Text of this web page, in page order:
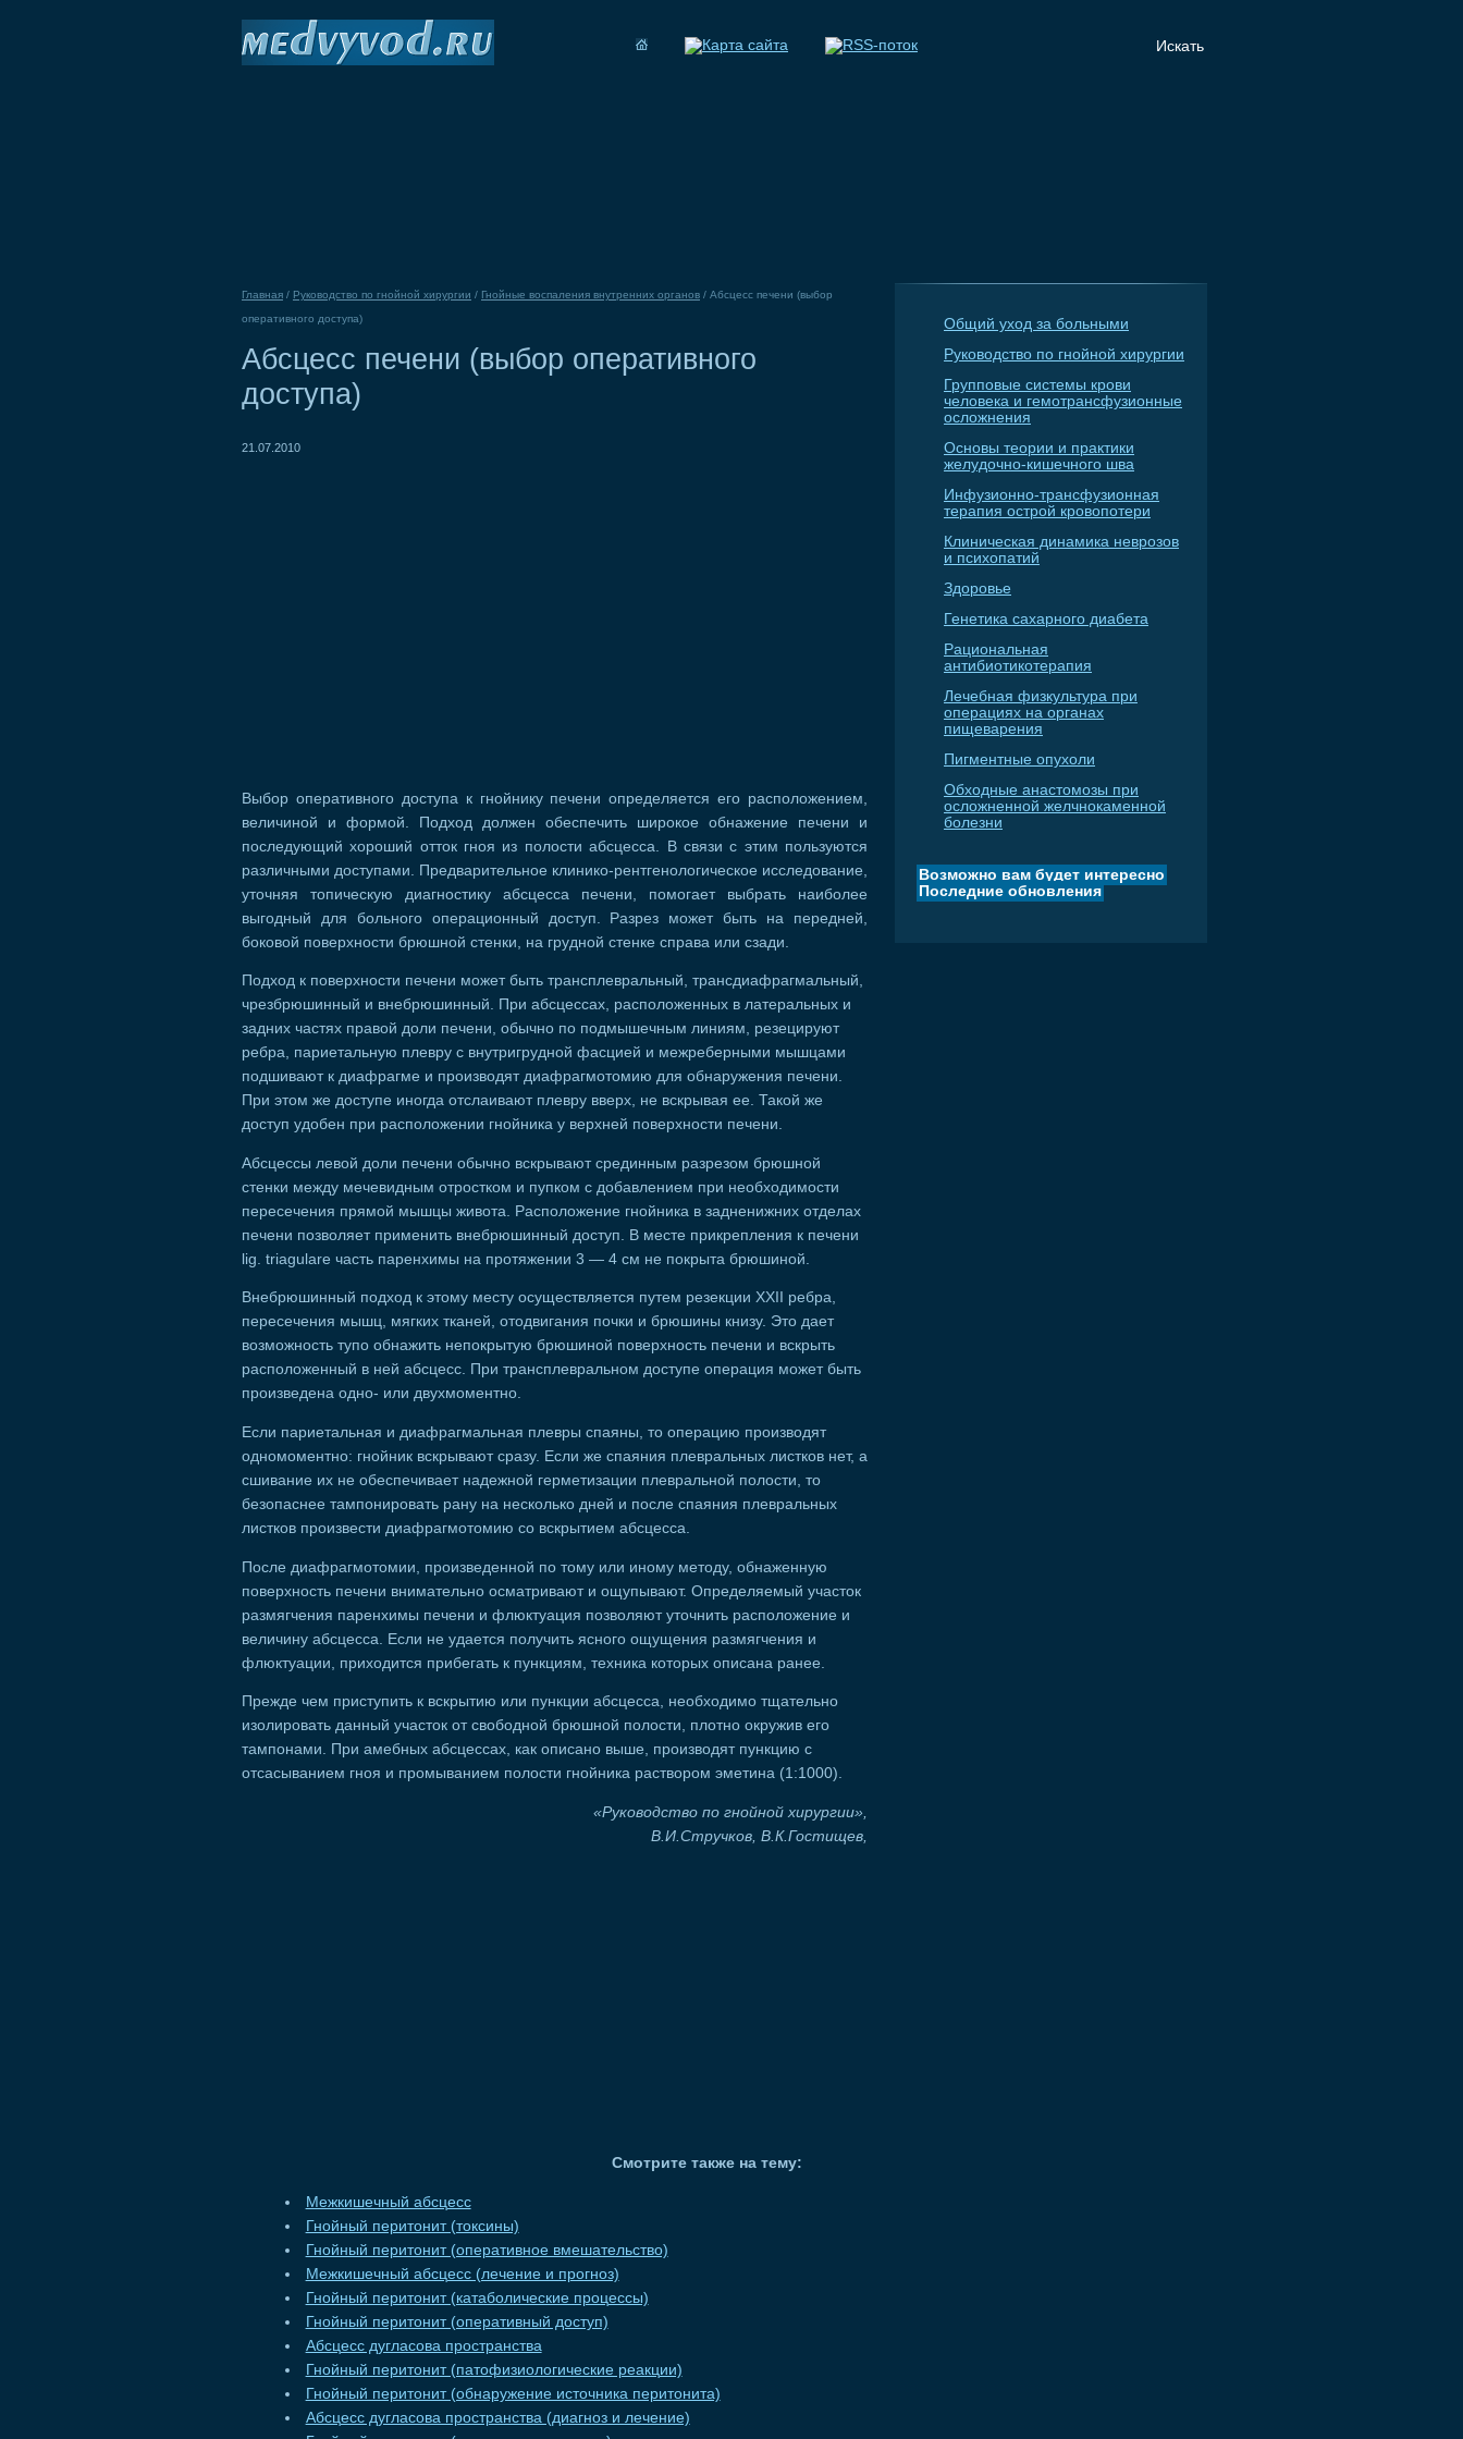
Главная / Руководство по гнойной хирургии / Гнойные воспаления внутренних органов / Абсцесс печени (выбор
оперативного доступа)
Абсцесс печени (выбор оперативного
доступа)
21.07.2010
Выбор оперативного доступа к гнойнику печени определяется его расположением,
величиной и формой. Подход должен обеспечить широкое обнажение печени и
последующий хороший отток гноя из полости абсцесса. В связи с этим пользуются
различными доступами. Предварительное клинико-рентгенологическое исследование,
уточняя топическую диагностику абсцесса печени, помогает выбрать наиболее
выгодный для больного операционный доступ. Разрез может быть на передней,
боковой поверхности брюшной стенки, на грудной стенке справа или сзади.
Подход к поверхности печени может быть трансплевральный, трансдиафрагмальный,
чрезбрюшинный и внебрюшинный. При абсцессах, расположенных в латеральных и
задних частях правой доли печени, обычно по подмышечным линиям, резецируют
ребра, париетальную плевру с внутригрудной фасцией и межреберными мышцами
подшивают к диафрагме и производят диафрагмотомию для обнаружения печени.
При этом же доступе иногда отслаивают плевру вверх, не вскрывая ее. Такой же
доступ удобен при расположении гнойника у верхней поверхности печени.
Абсцессы левой доли печени обычно вскрывают срединным разрезом брюшной
стенки между мечевидным отростком и пупком с добавлением при необходимости
пересечения прямой мышцы живота. Расположение гнойника в задненижних отделах
печени позволяет применить внебрюшинный доступ. В месте прикрепления к печени
lig. triagulare часть паренхимы на протяжении 3 — 4 см не покрыта брюшиной.
Внебрюшинный подход к этому месту осуществляется путем резекции XXII ребра,
пересечения мышц, мягких тканей, отодвигания почки и брюшины книзу. Это дает
возможность тупо обнажить непокрытую брюшиной поверхность печени и вскрыть
расположенный в ней абсцесс. При трансплевральном доступе операция может быть
произведена одно- или двухмоментно.
Если париетальная и диафрагмальная плевры спаяны, то операцию производят
одномоментно: гнойник вскрывают сразу. Если же спаяния плевральных листков нет, а
сшивание их не обеспечивает надежной герметизации плевральной полости, то
безопаснее тампонировать рану на несколько дней и после спаяния плевральных
листков произвести диафрагмотомию со вскрытием абсцесса.
После диафрагмотомии, произведенной по тому или иному методу, обнаженную
поверхность печени внимательно осматривают и ощупывают. Определяемый участок
размягчения паренхимы печени и флюктуация позволяют уточнить расположение и
величину абсцесса. Если не удается получить ясного ощущения размягчения и
флюктуации, приходится прибегать к пункциям, техника которых описана ранее.
Прежде чем приступить к вскрытию или пункции абсцесса, необходимо тщательно
изолировать данный участок от свободной брюшной полости, плотно окружив его
тампонами. При амебных абсцессах, как описано выше, производят пункцию с
отсасыванием гноя и промыванием полости гнойника раствором эметина (1:1000).
«Руководство по гнойной хирургии»,
В.И.Стручков, В.К.Гостищев,
Смотрите также на тему:
Межкишечный абсцесс
Гнойный перитонит (токсины)
Гнойный перитонит (оперативное вмешательство)
Межкишечный абсцесс (лечение и прогноз)
Гнойный перитонит (катаболические процессы)
Гнойный перитонит (оперативный доступ)
Абсцесс дугласова пространства
Гнойный перитонит (патофизиологические реакции)
Гнойный перитонит (обнаружение источника перитонита)
Абсцесс дугласова пространства (диагноз и лечение)
Общий уход за больными
Руководство по гнойной хирургии
Групповые системы крови
человека и гемотрансфузионные
осложнения
Основы теории и практики
желудочно-кишечного шва
Инфузионно-трансфузионная
терапия острой кровопотери
Клиническая динамика неврозов
и психопатий
Здоровье
Генетика сахарного диабета
Рациональная
антибиотикотерапия
Лечебная физкультура при
операциях на органах
пищеварения
Пигментные опухоли
Обходные анастомозы при
осложненной желчнокаменной
болезни
Возможно вам будет интересно
Последние обновления